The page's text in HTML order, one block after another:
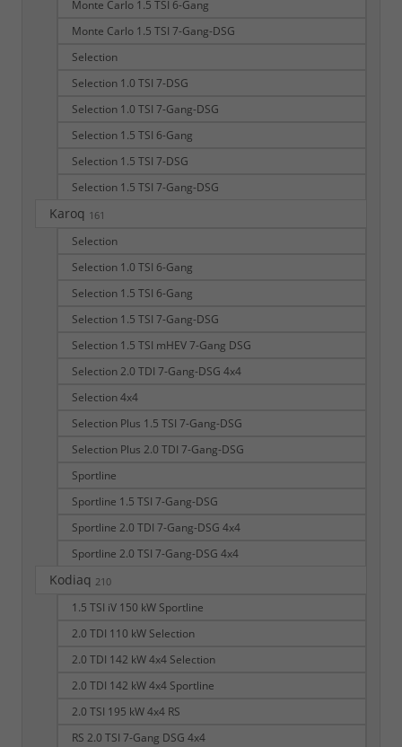
Monte Carlo 1.5 TSI 6-Gang
Monte Carlo 1.5 TSI 7-Gang-DSG
Selection
Selection 1.0 TSI 7-DSG
Selection 1.0 TSI 7-Gang-DSG
Selection 1.5 TSI 6-Gang
Selection 1.5 TSI 7-DSG
Selection 1.5 TSI 7-Gang-DSG
Karoq 161
Selection
Selection 1.0 TSI 6-Gang
Selection 1.5 TSI 6-Gang
Selection 1.5 TSI 7-Gang-DSG
Selection 1.5 TSI mHEV 7-Gang DSG
Selection 2.0 TDI 7-Gang-DSG 4x4
Selection 4x4
Selection Plus 1.5 TSI 7-Gang-DSG
Selection Plus 2.0 TDI 7-Gang-DSG
Sportline
Sportline 1.5 TSI 7-Gang-DSG
Sportline 2.0 TDI 7-Gang-DSG 4x4
Sportline 2.0 TSI 7-Gang-DSG 4x4
Kodiaq 210
1.5 TSI iV 150 kW Sportline
2.0 TDI 110 kW Selection
2.0 TDI 142 kW 4x4 Selection
2.0 TDI 142 kW 4x4 Sportline
2.0 TSI 195 kW 4x4 RS
RS 2.0 TSI 7-Gang DSG 4x4